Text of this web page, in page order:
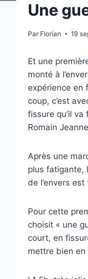
Une
Par Florian 19
Et une
monté à
expérience en
coup, c’est
fissure qu’il
Romain
Après une
plus fatigante,
de l’envers
Pour cette
choisit « une
court, en
mettre bien